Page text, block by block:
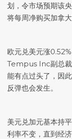
划，令市场预期该
将每周净购买加拿
欧元兑美元涨
Tempus Inc副总
能有点过头了，因
反弹也会发生。
美元兑加元基本持
利率不变，直到经